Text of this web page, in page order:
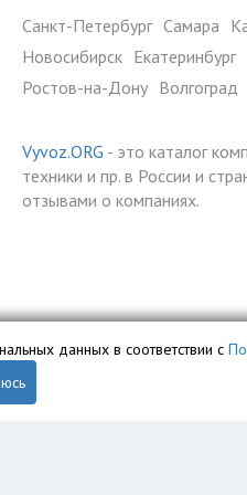
Санкт-Петербург Самара
Новосибирск Екатеринбург
Ростов-на-Дону Волгоград
Vyvoz.ORG - это каталог
техники и пр. в России и
отзывами о компаниях.
законом.
данных в соответствии с